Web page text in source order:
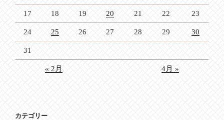
17 18 19 20 21 22 23
24 25 26 27 28 29 30
31
« 2月 4月 »
カテゴリー